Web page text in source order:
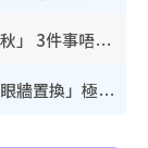
立秋2026｜8月7日立秋進入「多事之秋」 3件事唔做得！專家教6招開運 清枱頭／銀包納氣接好運
颱風白海豚料周日襲浙江！經歷5次「眼牆置換」極罕見 成登陸內地最長途颱風